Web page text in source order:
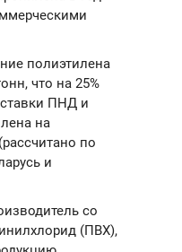
полиэтилена
что на 25%
ПНД и
на
по
и
со
(ПВХ),